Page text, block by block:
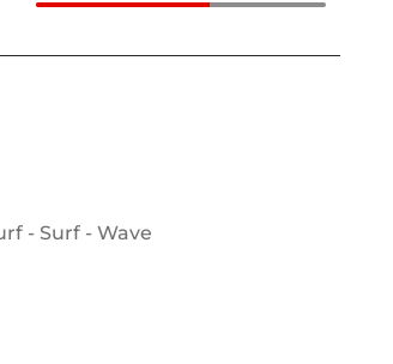
- Surf - Wave